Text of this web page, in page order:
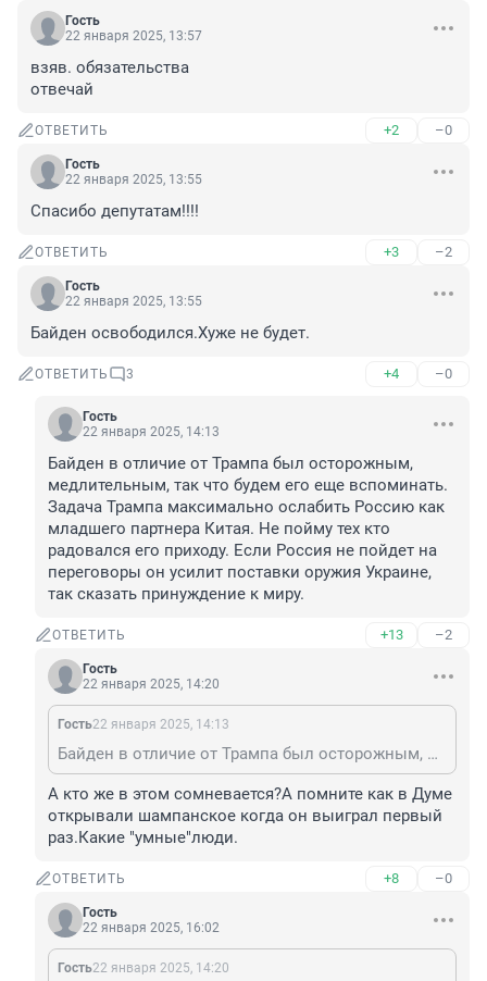
Гость
22 января 2025, 13:57
взяв. обязательства
отвечай
ОТВЕТИТЬ +2 –0
Гость
22 января 2025, 13:55
Спасибо депутатам!!!!
ОТВЕТИТЬ +3 –2
Гость
22 января 2025, 13:55
Байден освободился.Хуже не будет.
ОТВЕТИТЬ 3 +4 –0
Гость
22 января 2025, 14:13
Байден в отличие от Трампа был осторожным,
медлительным, так что будем его еще вспоминать.
Задача Трампа максимально ослабить Россию как
младшего партнера Китая. Не пойму тех кто
радовался его приходу. Если Россия не пойдет на
переговоры он усилит поставки оружия Украине,
так сказать принуждение к миру.
ОТВЕТИТЬ +13 –2
Гость
22 января 2025, 14:20
Гость22 января 2025, 14:13
Байден в отличие от Трампа был осторожным, медлительным, так что будем его еще вспоминать. Задача Трампа максимально ослабить Россию как младшего партнера Китая. Не пойму тех кто радовался его приходу. Если Россия не пойдет на переговоры он усилит поставки оружия Украине, так сказать принуждение к миру.
А кто же в этом сомневается?А помните как в Думе
открывали шампанское когда он выиграл первый
раз.Какие "умные"люди.
ОТВЕТИТЬ +8 –0
Гость
22 января 2025, 16:02
Гость22 января 2025, 14:20